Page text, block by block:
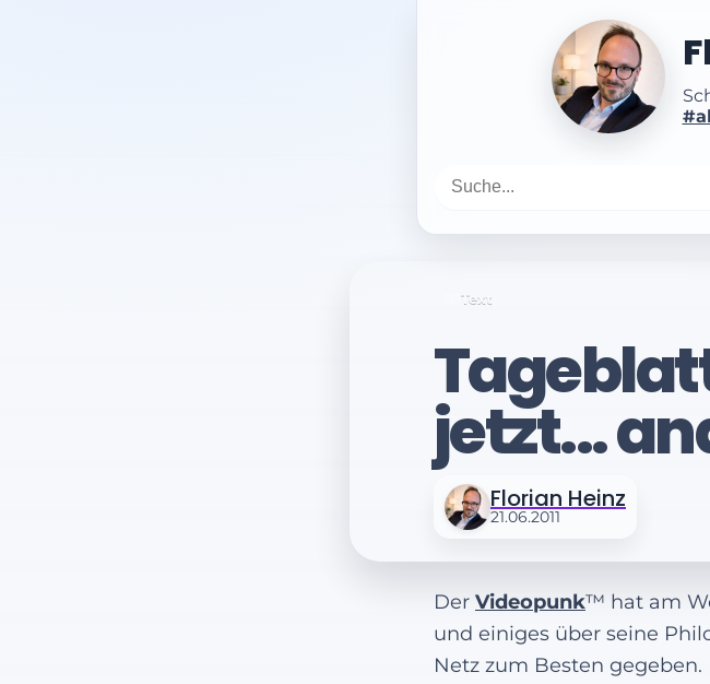
Text
jetzt...
Florian Heinz
21.06.2011
Der Videopunk™ hat am
und einiges über seine
Netz zum Besten